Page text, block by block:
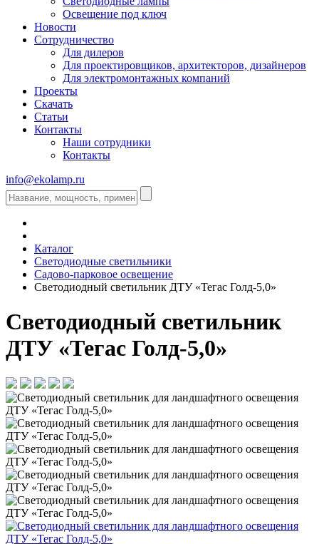
Освещение под ключ
Новости
Сотрудничество
Для дилеров
Для проектировщиков, архитекторов, дизайнеров
Для электромонтажных компаний
Проекты
Скачать
Статьи
Контакты
Наши сотрудники
Контакты
info@ekolamp.ru
Каталог
Светодиодные светильники
Садово-парковое освещение
Светодиодный светильник ДТУ «Тегас Голд-5,0»
Светодиодный светильник
ДТУ «Тегас Голд-5,0»